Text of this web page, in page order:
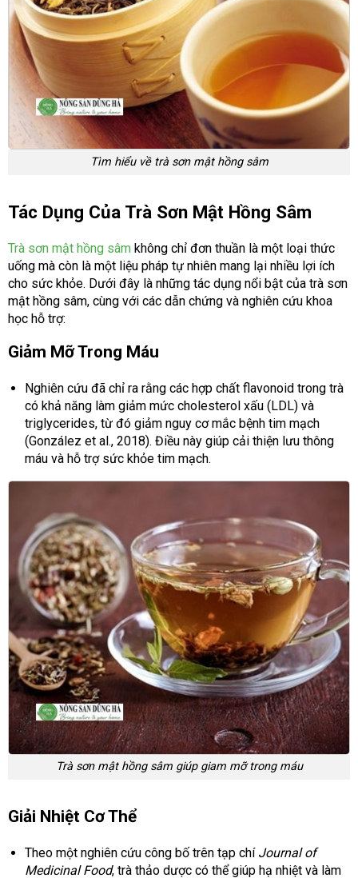
Tìm hiểu về trà sơn mật hồng sâm
Tác Dụng Của Trà Sơn Mật Hồng Sâm
Trà sơn mật hồng sâm không chỉ đơn thuần là một loại thức
uống mà còn là một liệu pháp tự nhiên mang lại nhiều lợi ích
cho sức khỏe. Dưới đây là những tác dụng nổi bật của trà sơn
mật hồng sâm, cùng với các dẫn chứng và nghiên cứu khoa
học hỗ trợ:
Giảm Mỡ Trong Máu
Nghiên cứu đã chỉ ra rằng các hợp chất flavonoid trong trà
có khả năng làm giảm mức cholesterol xấu (LDL) và
triglycerides, từ đó giảm nguy cơ mắc bệnh tim mạch
(González et al., 2018). Điều này giúp cải thiện lưu thông
máu và hỗ trợ sức khỏe tim mạch.
Trà sơn mật hồng sâm giúp giam mỡ trong máu
Giải Nhiệt Cơ Thể
Theo một nghiên cứu công bố trên tạp chí Journal of
Medicinal Food, trà thảo dược có thể giúp hạ nhiệt và làm